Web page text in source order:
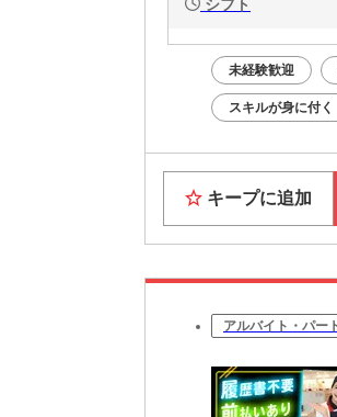
シフト
未経験歓迎
スキルが身に付く
キープに追加
アルバイト・パー